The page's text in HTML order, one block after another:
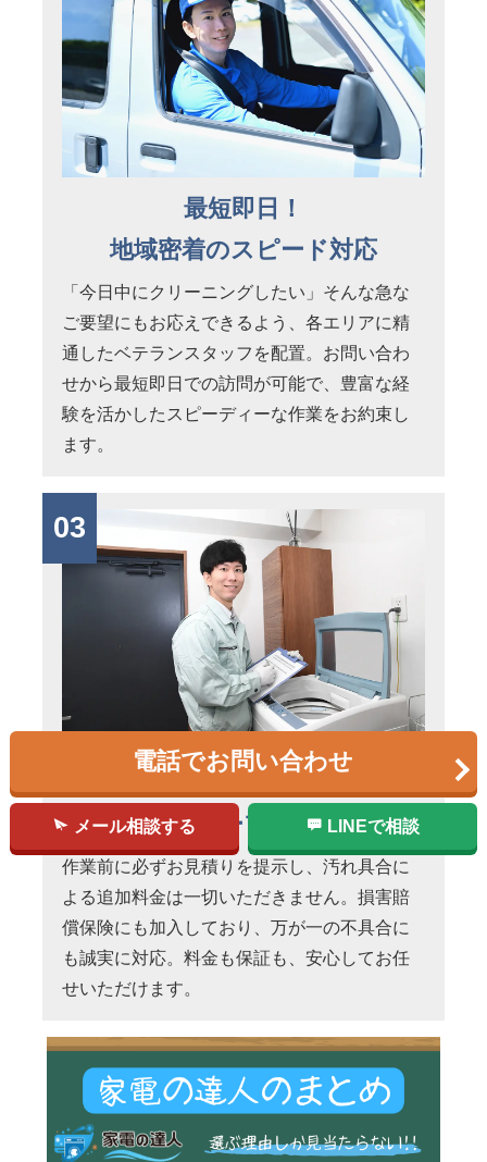
最短即日！
地域密着のスピード対応
「今日中にクリーニングしたい」そんな急な
ご要望にもお応えできるよう、各エリアに精
通したベテランスタッフを配置。お問い合わ
せから最短即日での訪問が可能で、豊富な経
験を活かしたスピーディーな作業をお約束し
ます。
03
明朗会計＆万全の
アフターフォロー
作業前に必ずお見積りを提示し、汚れ具合に
よる追加料金は一切いただきません。損害賠
償保険にも加入しており、万が一の不具合に
も誠実に対応。料金も保証も、安心してお任
せいただけます。
電話でお問い合わせ
メール相談する LINEで相談